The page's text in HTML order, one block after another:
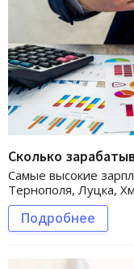
Сколько
Самые высокие
Тернополя, Луцка,
Подробнее